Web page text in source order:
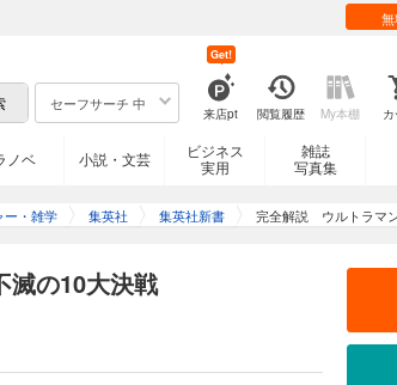
セーフサーチ 中
来店pt
Get!
閲覧履歴 My本棚
ノベ 小説・文芸
ビジネス
実用
雑誌
写真集
ー・雑学 集英社 集英社新書 完全解説 ウルトラマ
の10大決戦